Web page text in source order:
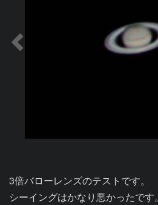
3倍バローレンズのテストです。
シーイングはかなり悪かったです。